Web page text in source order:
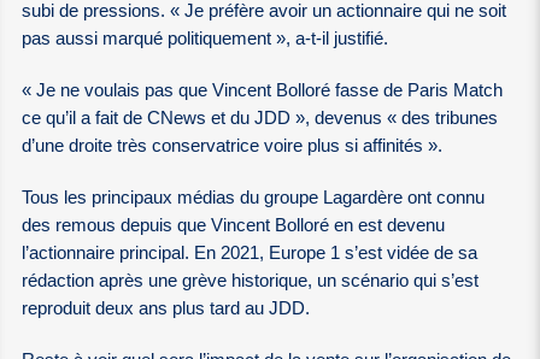
subi de pressions. « Je préfère avoir un actionnaire qui ne soit
pas aussi marqué politiquement », a-t-il justifié.
« Je ne voulais pas que Vincent Bolloré fasse de Paris Match
ce qu’il a fait de CNews et du JDD », devenus « des tribunes
d’une droite très conservatrice voire plus si affinités ».
Tous les principaux médias du groupe Lagardère ont connu
des remous depuis que Vincent Bolloré en est devenu
l’actionnaire principal. En 2021, Europe 1 s’est vidée de sa
rédaction après une grève historique, un scénario qui s’est
reproduit deux ans plus tard au JDD.